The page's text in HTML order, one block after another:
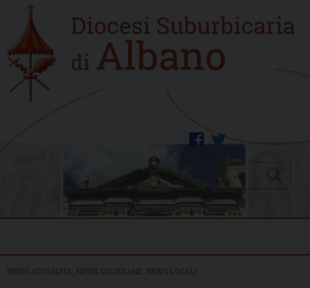
content
Home
new
twitter
facebook
Search
NEWS ATTUALITÀ NEWS DIOCESANE NEWS LOCALI